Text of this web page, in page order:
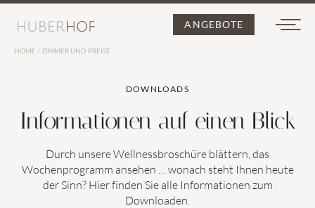
Der Huberhof
ANGEBOTE
HOME / ZIMMER UND PREISE
DOWNLOADS
Informationen auf einen Blick
Durch unsere Wellnessbroschüre blättern, das
Wochenprogramm ansehen … wonach steht Ihnen heute
der Sinn? Hier finden Sie alle Informationen zum
Downloaden.